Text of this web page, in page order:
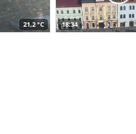
21,2 °C 18:34